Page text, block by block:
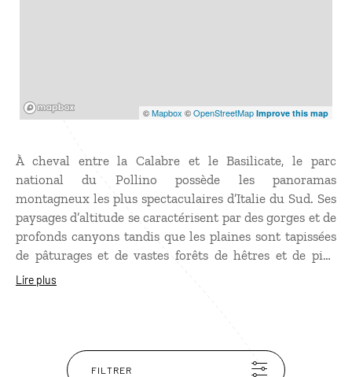
©Mapbox ©OpenStreetMap Improve this map
À cheval entre la Calabre et le Basilicate, le parc
national du Pollino possède les panoramas
montagneux les plus spectaculaires d’Italie du Sud. Ses
paysages d’altitude se caractérisent par des gorges et de
profonds canyons tandis que les plaines sont tapissées
de pâturages et de vastes forêts de hêtres et de pins
“loricato“, symbole du parc. Peuplé d’une abondante
le massif du Pollino abrite de ravissants petits bourgs,
parmi lesquels Castrovillari, Rossano et Morano
Lire plus
FILTRER